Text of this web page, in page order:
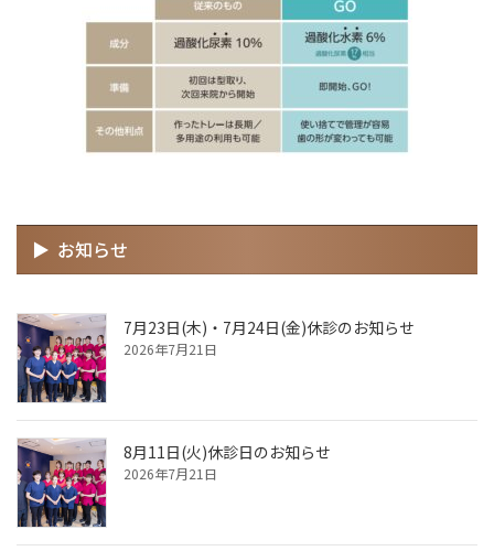
お知らせ
7月23日(木)・7月24日(金)休診のお知らせ
2026年7月21日
8月11日(火)休診日のお知らせ
2026年7月21日